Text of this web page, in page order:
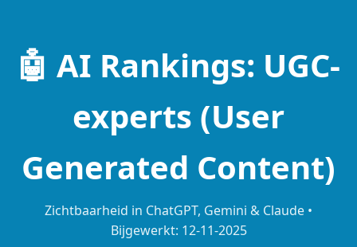
🤖 AI Rankings: UGC-
experts (User
Generated Content)
Zichtbaarheid in ChatGPT, Gemini & Claude •
Bijgewerkt: 12-11-2025